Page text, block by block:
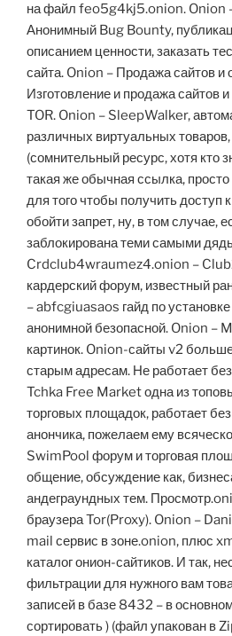
на файл feo5g4kj5.onion. Onion
Анонимный Bug Bounty,
описанием ценности, заказать
сайта. Onion – Продажа сайтов и
Изготовление и продажа сайтов
TOR. Onion – SleepWalker,
различных виртуальных
(сомнительный ресурс, хотя кто
такая же обычная ссылка,
для того чтобы получить доступ
обойти запрет, ну, в том случае,
заблокирована теми самыми
Crdclub4wraumez4.onion –
кардерский форум, известный
– abfcgiuasaos гайд по
анонимной безопасной. Onion –
картинок. Onion-сайты v2
старым адресам. Не работает
Tchka Free Market одна из
торговых площадок, работает
анончика, пожелаем ему
SwimPool форум и торговая
общение, обсуждение как,
андеграундных тем.
браузера Tor(Proxy). Onion –
mail сервис в зоне.onion, плюс
каталог онион-сайтиков. И так,
фильтрации для нужного вам
записей в базе 8432 – в
сортировать ) (файл упакован в